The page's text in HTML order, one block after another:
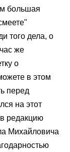
большая
того дела, о
же
о
в этом
перед
на этот
редакцию
Михайловича